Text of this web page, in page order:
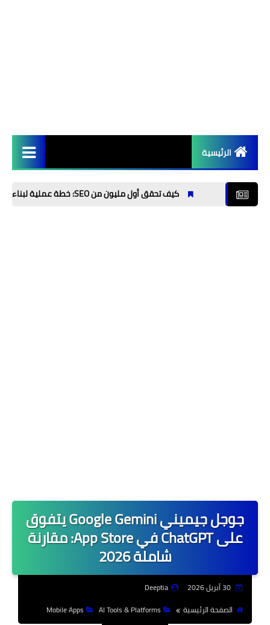
الرئيسية
كيف تحقق أول مليون من SEO: خطة عملية لبناء مشروع مربح من تحسين محركات البحث
جوجل جيميني Google Gemini يتفوق
على ChatGPT في App Store: مقارنة
شاملة 2026
30 أبريل 2026
Deeptia
الصفحة الرئيسية
AI Tools & Platforms
Mobile Apps